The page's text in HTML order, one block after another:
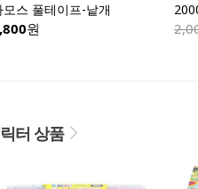
모스 풀테이프-낱개
원
터 상품